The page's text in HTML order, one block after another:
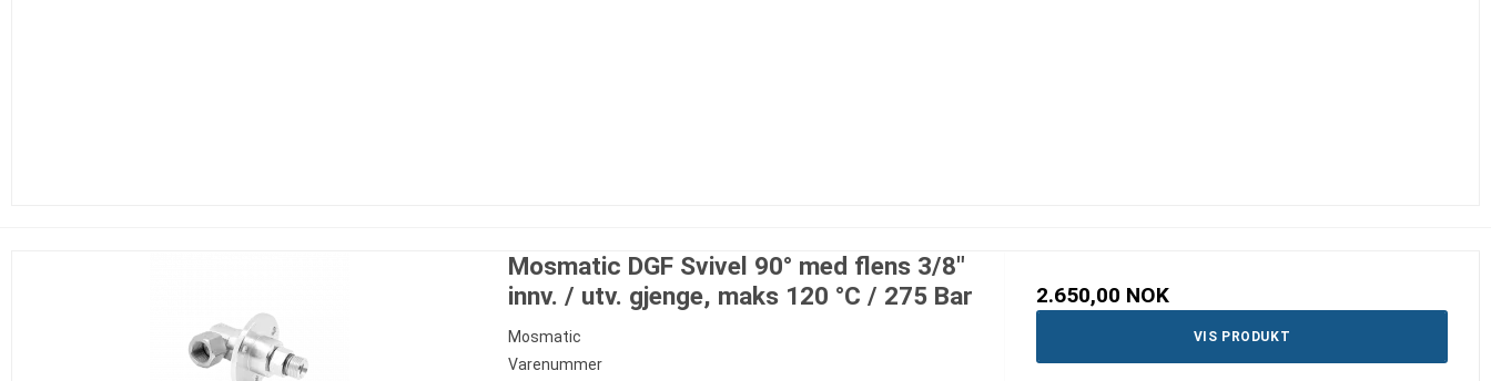
Mosmatic DGF Svivel 90° med flens 3/8"
innv. / utv. gjenge, maks 120 °C / 275 Bar
Mosmatic
Varenummer
2.650,00 NOK
VIS PRODUKT